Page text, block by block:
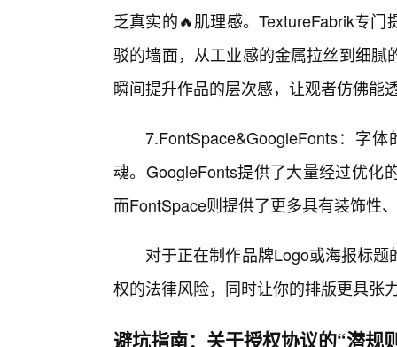
乏真实的🔥肌理感。TextureFabrik专
驳的墙面，从工业感的金属拉丝到细
瞬间提升作品的层次感，让观者仿佛能
7.FontSpace&GoogleFonts：字
魂。GoogleFonts提供了大量经过优化
而FontSpace则提供了更多具有装饰性
对于正在制作品牌Logo或海报标
权的法律风险，同时让你的排版更具张
避坑指南：关于授权协议的“潜规